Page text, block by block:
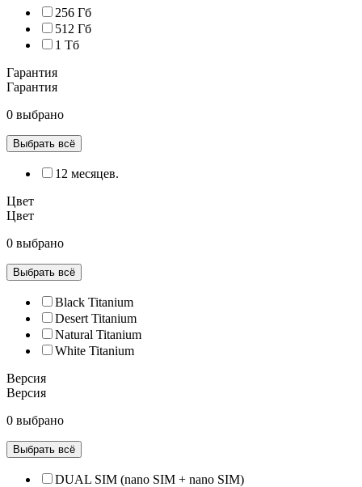
256 Гб
512 Гб
1 Тб
Гарантия
Гарантия
0 выбрано
Выбрать всё
12 месяцев.
Цвет
Цвет
0 выбрано
Выбрать всё
Black Titanium
Desert Titanium
Natural Titanium
White Titanium
Версия
Версия
0 выбрано
Выбрать всё
DUAL SIM (nano SIM + nano SIM)